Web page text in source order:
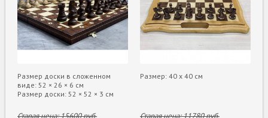
Размер доски в сложенном
виде: 52 × 26 × 6 см
Размер доски: 52 × 52 × 3 см
Старая цена:15600руб.
Размер: 40 х 40 см
Старая цена:11780руб.